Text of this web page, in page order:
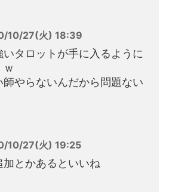
10/27(火) 18:39
タロットが手に入るように
師やらないんだから問題ない
10/27(火) 19:25
とかあるといいね